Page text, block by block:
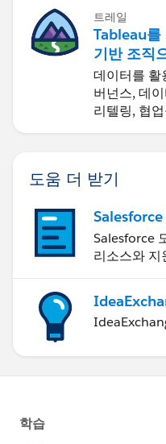
트레일
Tableau를
기반 조직
데이터를 활
버넌스, 데
리텔링, 협
과를 달성하
도움 더 받기
Salesforce
리소스와 지